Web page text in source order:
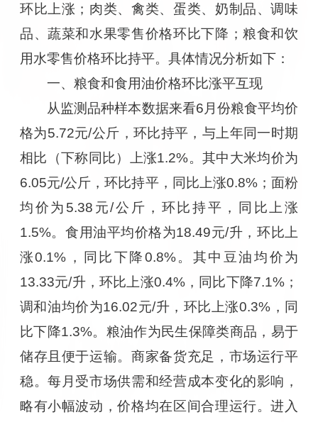
环比上涨；肉类、禽类、蛋类、奶制品、调味
品、蔬菜和水果零售价格环比下降；粮食和饮
用水零售价格环比持平。具体情况分析如下：
一、粮食和食用油价格环比涨平互现
从监测品种样本数据来看6月份粮食平均价
格为5.72元/公斤，环比持平，与上年同一时期
相比（下称同比）上涨1.2%。其中大米均价为
6.05元/公斤，环比持平，同比上涨0.8%；面粉
均价为5.38元/公斤，环比持平，同比上涨
1.5%。食用油平均价格为18.49元/升，环比上
涨0.1%，同比下降0.8%。其中豆油均价为
13.33元/升，环比上涨0.4%，同比下降7.1%；
调和油均价为16.02元/升，环比上涨0.3%，同
比下降1.3%。粮油作为民生保障类商品，易于
储存且便于运输。商家备货充足，市场运行平
稳。每月受市场供需和经营成本变化的影响，
略有小幅波动，价格均在区间合理运行。进入